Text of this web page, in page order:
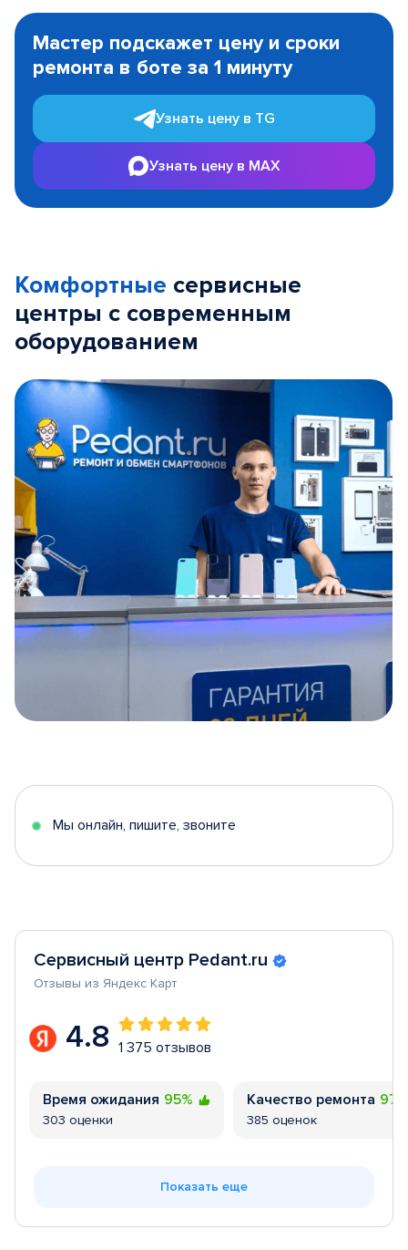
1
Мастер подскажет цену и сроки
ремонта в боте за 1 минуту
Узнать цену в TG
Узнать цену в MAX
Комфортные сервисные
центры с современным
оборудованием
5
Мы онлайн, пишите, звоните
Сервисный центр Pedant.ru
Отзывы из Яндекс Карт
4.8 1 375 отзывов
Время ожидания 95%
303 оценки
Качество ремонта
385 оценок
Показать еще